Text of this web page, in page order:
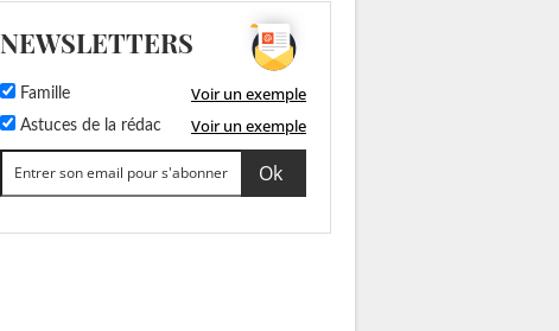
NEWSLETTERS
Famille Voir un exemple
Astuces de la rédac Voir un exemple